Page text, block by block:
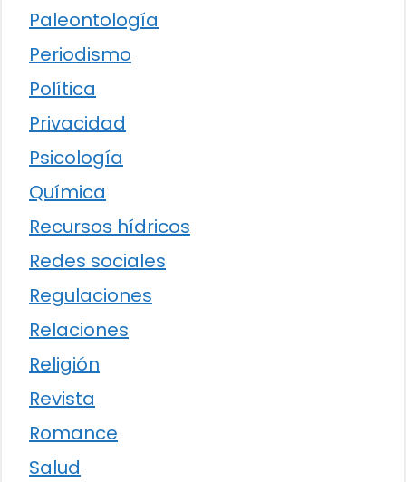
Paleontología
Periodismo
Política
Privacidad
Psicología
Química
Recursos hídricos
Redes sociales
Regulaciones
Relaciones
Religión
Revista
Romance
Salud